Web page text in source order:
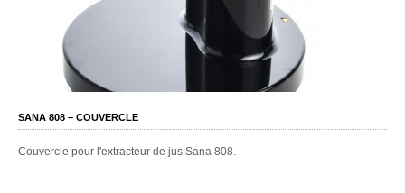
SANA 808 – COUVERCLE
Couvercle pour l'extracteur de jus Sana 808.